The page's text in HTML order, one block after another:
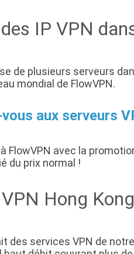
IP VPN
de plusieurs serveurs
mondial de FlowVPN.
aux serveurs
FlowVPN avec la
du prix normal !
Hong Kong
des services VPN de